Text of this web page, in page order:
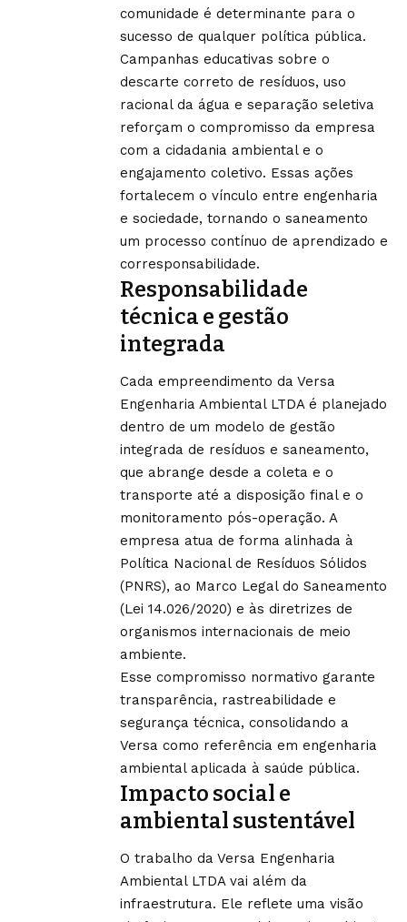
comunidade é determinante para o
sucesso de qualquer política pública.
Campanhas educativas sobre o
descarte correto de resíduos, uso
racional da água e separação seletiva
reforçam o compromisso da empresa
com a cidadania ambiental e o
engajamento coletivo. Essas ações
fortalecem o vínculo entre engenharia
e sociedade, tornando o saneamento
um processo contínuo de aprendizado e
corresponsabilidade.
Responsabilidade
técnica e gestão
integrada
Cada empreendimento da Versa
Engenharia Ambiental LTDA é planejado
dentro de um modelo de gestão
integrada de resíduos e saneamento,
que abrange desde a coleta e o
transporte até a disposição final e o
monitoramento pós-operação. A
empresa atua de forma alinhada à
Política Nacional de Resíduos Sólidos
(PNRS), ao Marco Legal do Saneamento
(Lei 14.026/2020) e às diretrizes de
organismos internacionais de meio
ambiente.
Esse compromisso normativo garante
transparência, rastreabilidade e
segurança técnica, consolidando a
Versa como referência em engenharia
ambiental aplicada à saúde pública.
Impacto social e
ambiental sustentável
O trabalho da Versa Engenharia
Ambiental LTDA vai além da
infraestrutura. Ele reflete uma visão